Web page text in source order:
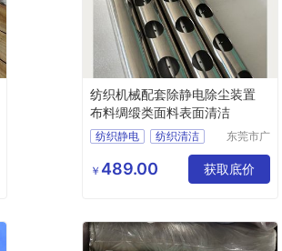
纺织机械配套除静电除尘装置
布料绸缎类面料表面清洁
纺织静电
纺织清洁
除静电装置
东莞市广
科技有限
公司
￥ 489.00 获取底价